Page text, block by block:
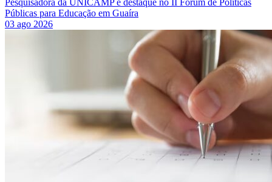
Pesquisadora da UNICAMP é destaque no II Fórum de Políticas
Públicas para Educação em Guaíra
03 ago 2026